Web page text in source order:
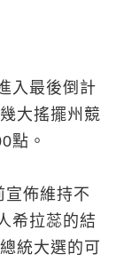
入最後倒計
大搖擺州競
點。
佈維持不
希拉蕊的結
統大選的可